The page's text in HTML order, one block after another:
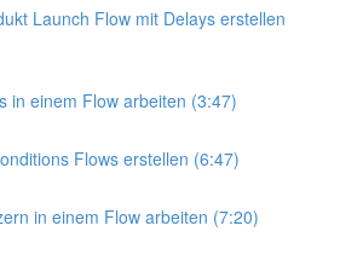
Launch Flow mit Delays erstellen
in einem Flow arbeiten (3:47)
Flows erstellen (6:47)
in einem Flow arbeiten (7:20)